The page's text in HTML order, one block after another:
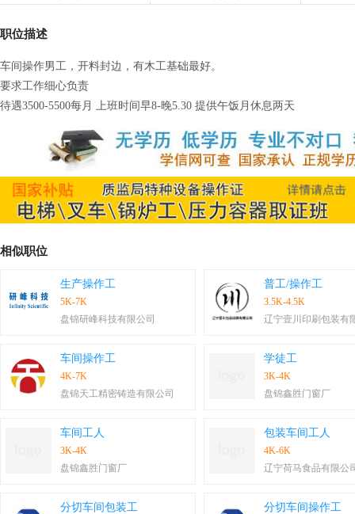
职位描述
车间操作男工，开料封边，有木工基础最好。
要求工作细心负责
待遇3500-5500每月 上班时间早8-晚5.30 提供午饭月休息两天
相似职位
生产操作工
5K-7K
盘锦研峰科技有限公司
普工/操作工
3.5K-4.5K
辽宁壹川印刷包装有
车间操作工
4K-7K
盘锦天工精密铸造有限公司
学徒工
3K-4K
盘锦鑫胜门窗厂
车间工人
3K-4K
盘锦鑫胜门窗厂
包装车间工人
4K-6K
辽宁荷马食品有限公
分切车间包装工 分切车间操作工